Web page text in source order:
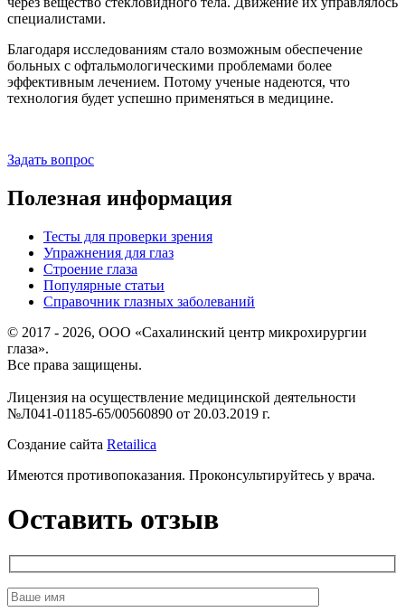
специалистами.
Благодаря исследованиям стало возможным обеспечение
больных с офтальмологическими проблемами более
эффективным лечением. Потому ученые надеются, что
технология будет успешно применяться в медицине.
Задать вопрос
Полезная информация
Тесты для проверки зрения
Упражнения для глаз
Строение глаза
Популярные статьи
Справочник глазных заболеваний
© 2017 - 2026, ООО «Сахалинский центр микрохирургии
глаза».
Все права защищены.
Лицензия на осуществление медицинской деятельности
№Л041-01185-65/00560890 от 20.03.2019 г.
Создание сайта Retailica
Имеются противопоказания. Проконсультируйтесь у врача.
Оставить отзыв